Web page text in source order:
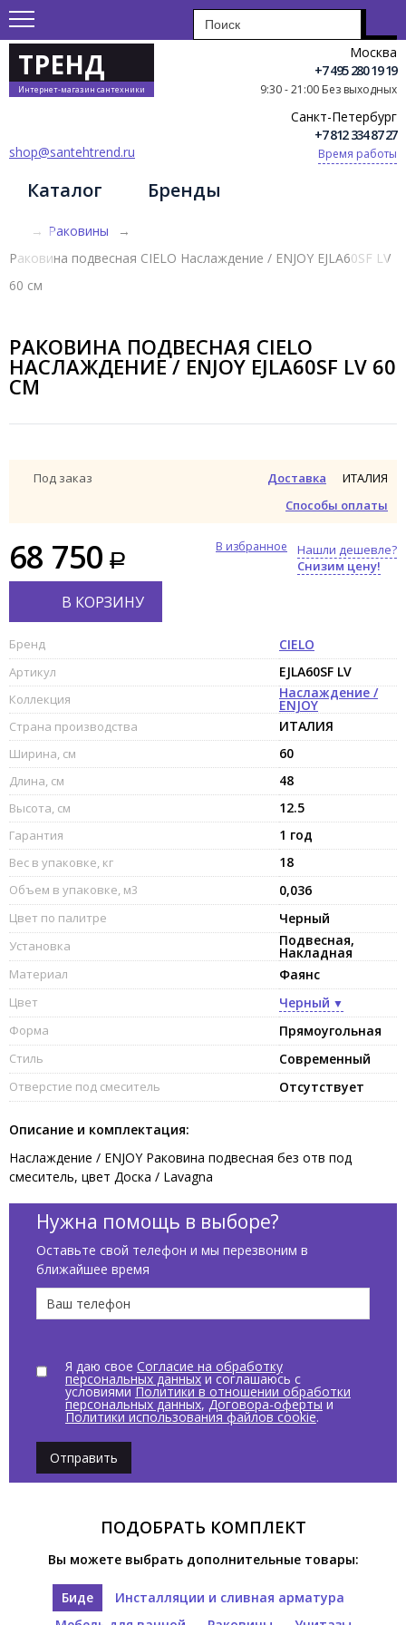
ТРЕНД
Интернет-магазин сантехники
Москва
+7 495 280 19 19
9:30 - 21:00 Без выходных
Санкт-Петербург
+7 812 334 87 27
Время работы
shop@santehtrend.ru
Каталог Бренды
→ Раковины
→
Раковина подвесная CIELO Наслаждение / ENJOY EJLA60SF LV
60 см
РАКОВИНА ПОДВЕСНАЯ CIELO
НАСЛАЖДЕНИЕ / ENJOY EJLA60SF LV 60
СМ
Под заказ
Доставка
Способы оплаты
ИТАЛИЯ
68 750
Нашли дешевле?
Снизим цену!
В избранное
В КОРЗИНУ
Бренд CIELO
Артикул EJLA60SF LV
Коллекция Наслаждение /
ENJOY
Страна производства ИТАЛИЯ
Ширина, см 60
Длина, см 48
Высота, см 12.5
Гарантия 1 год
Вес в упаковке, кг 18
Объем в упаковке, м3 0,036
Цвет по палитре Черный
Установка Подвесная,
Накладная
Материал Фаянс
Цвет Черный
Форма Прямоугольная
Стиль Современный
Отверстие под смеситель Отсутствует
Описание и комплектация:
Наслаждение / ENJOY Раковина подвесная без отв под
смеситель, цвет Доска / Lavagna
Нужна помощь в выборе?
Оставьте свой телефон и мы перезвоним в
ближайшее время
Я даю свое Согласие на обработку
персональных данныхи соглашаюсь с
условиями Политики в отношении обработки
персональных данных, Договора-оферты и
Политики использования файлов cookie.
Отправить
ПОДОБРАТЬ КОМПЛЕКТ
Вы можете выбрать дополнительные товары:
Биде
Инсталляции и сливная арматура